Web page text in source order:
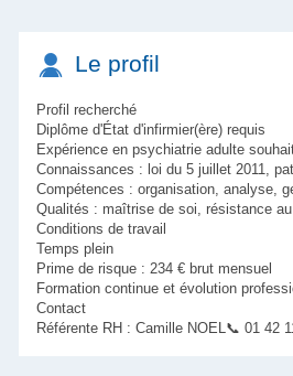
Le profil
Profil recherché
Diplôme d'État d'infirmier(ère) requis
Expérience en psychiatrie adulte
Connaissances : loi du 5 juillet 2011,
Compétences : organisation, analyse,
Qualités : maîtrise de soi, résistance
Conditions de travail
Temps plein
Prime de risque : 234 € brut mensuel
Formation continue et évolution
Contact
Référente RH : Camille NOEL📞 01 42